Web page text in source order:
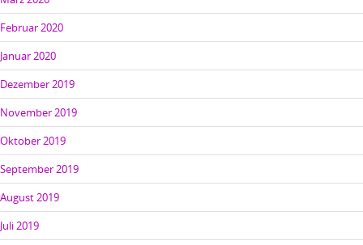
Februar 2020
Januar 2020
Dezember 2019
November 2019
Oktober 2019
September 2019
August 2019
Juli 2019